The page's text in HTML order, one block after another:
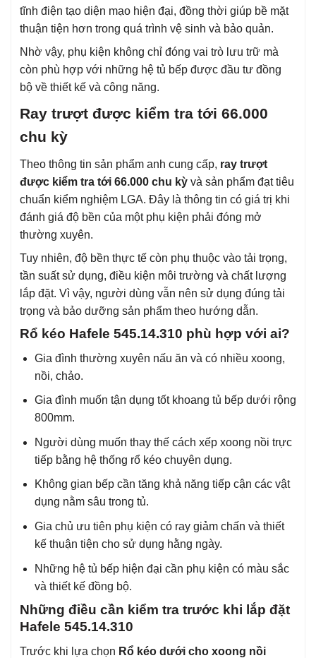
tĩnh điện tạo diện mạo hiện đại, đồng thời giúp bề mặt
thuận tiện hơn trong quá trình vệ sinh và bảo quản.
Nhờ vậy, phụ kiện không chỉ đóng vai trò lưu trữ mà
còn phù hợp với những hệ tủ bếp được đầu tư đồng
bộ về thiết kế và công năng.
Ray trượt được kiểm tra tới 66.000
chu kỳ
Theo thông tin sản phẩm anh cung cấp, ray trượt
được kiểm tra tới 66.000 chu kỳ và sản phẩm đạt tiêu
chuẩn kiểm nghiệm LGA. Đây là thông tin có giá trị khi
đánh giá độ bền của một phụ kiện phải đóng mở
thường xuyên.
Tuy nhiên, độ bền thực tế còn phụ thuộc vào tải trọng,
tần suất sử dụng, điều kiện môi trường và chất lượng
lắp đặt. Vì vậy, người dùng vẫn nên sử dụng đúng tải
trọng và bảo dưỡng sản phẩm theo hướng dẫn.
Rổ kéo Hafele 545.14.310 phù hợp với ai?
Gia đình thường xuyên nấu ăn và có nhiều xoong,
nồi, chảo.
Gia đình muốn tận dụng tốt khoang tủ bếp dưới rộng
800mm.
Người dùng muốn thay thế cách xếp xoong nồi trực
tiếp bằng hệ thống rổ kéo chuyên dụng.
Không gian bếp cần tăng khả năng tiếp cận các vật
dụng nằm sâu trong tủ.
Gia chủ ưu tiên phụ kiện có ray giảm chấn và thiết
kế thuận tiện cho sử dụng hằng ngày.
Những hệ tủ bếp hiện đại cần phụ kiện có màu sắc
và thiết kế đồng bộ.
Những điều cần kiểm tra trước khi lắp đặt
Hafele 545.14.310
Trước khi lựa chọn Rổ kéo dưới cho xoong nồi